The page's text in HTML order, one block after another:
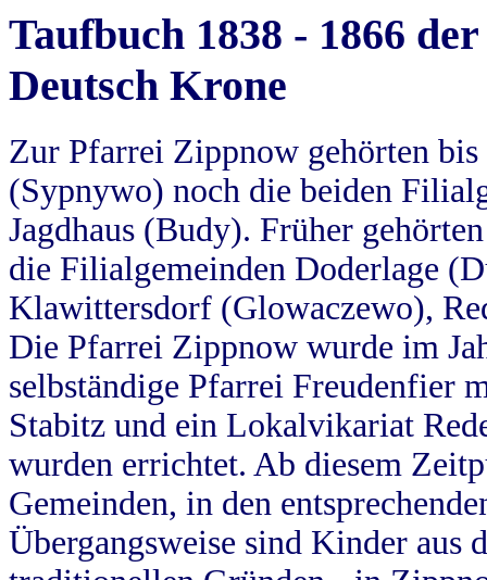
Taufbuch 1838 - 1866
Deutsch Krone
Zur Pfarrei Zippnow gehörten
(Sypnywo) noch die beiden
Jagdhaus (Budy). Früher
die Filialgemeinden Doderlage
Klawittersdorf (Glowaczewo),
Die Pfarrei Zippnow wurde im
selbständige Pfarrei Freudenfier
Stabitz und ein Lokalvikariat
wurden errichtet. Ab diesem
Gemeinden, in den
Übergangsweise sind Kinder aus